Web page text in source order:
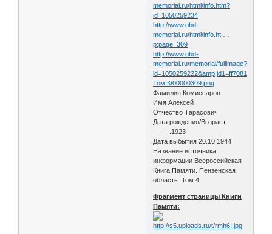
memorial.ru/html/info.htm?
id=1050259234
http://www.obd-
memorial.ru/html/info.ht …
p;page=309
http://www.obd-
memorial.ru/memorial/fullimage?
Том К/00000309.png
Фамилия Комиссаров
Имя Алексей
Отчество Тарасович
Дата рождения/Возраст
__.__.1923
Дата выбытия 20.10.1944
Название источника
информации Всероссийская
Книга Памяти. Пензенская
область. Том 4
Фрагмент страницы Книги
Памяти: